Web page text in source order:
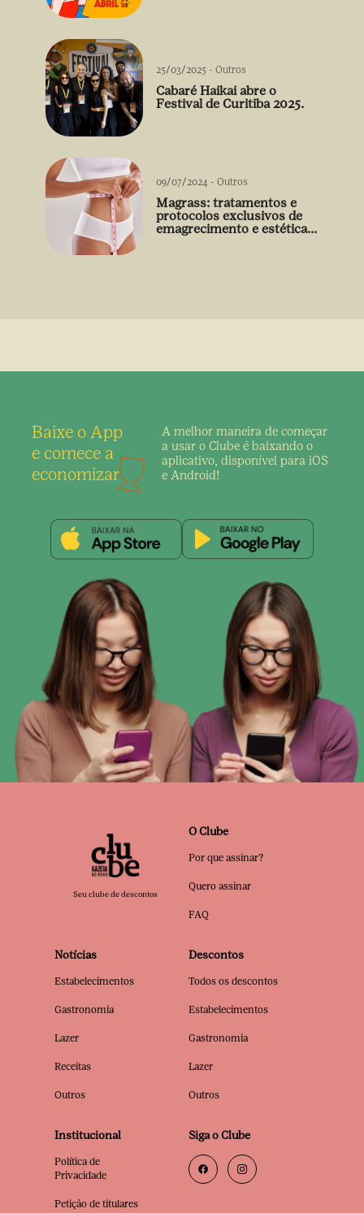
25/03/2025 - Outros
Cabaré Haikai abre o
Festival de Curitiba 2025.
09/07/2024 - Outros
Magrass: tratamentos e
protocolos exclusivos de
emagrecimento e estética
Baixe o App
e comece a
economizar
A melhor maneira de começar
a usar o Clube é baixando o
aplicativo, disponível para iOS
e Android!
Seu clube de descontos
O Clube
Por que assinar?
Quero assinar
FAQ
Notícias
Estabelecimentos
Gastronomia
Lazer
Receitas
Outros
Descontos
Todos os descontos
Estabelecimentos
Gastronomia
Lazer
Outros
Institucional
Política de
Privacidade
Petição de titulares
Siga o Clube